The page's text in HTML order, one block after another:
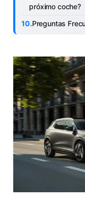
próximo coche?
Preguntas